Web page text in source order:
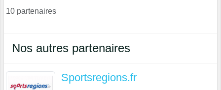
10 partenaires
Nos autres partenaires
Sportsregions.fr